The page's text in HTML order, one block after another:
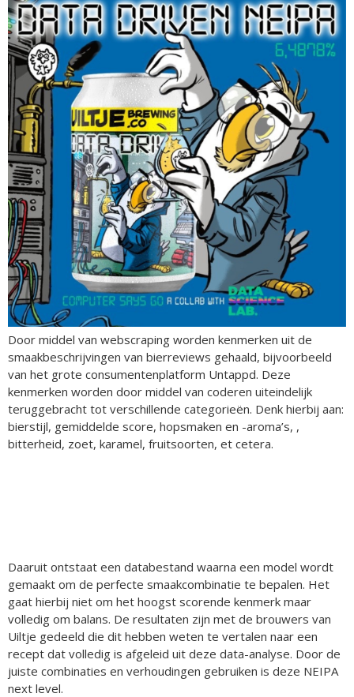
Door middel van webscraping worden kenmerken uit de
smaakbeschrijvingen van bierreviews gehaald, bijvoorbeeld
van het grote consumentenplatform Untappd. Deze
kenmerken worden door middel van coderen uiteindelijk
teruggebracht tot verschillende categorieën. Denk hierbij aan:
bierstijl, gemiddelde score, hopsmaken en -aroma’s, ,
bitterheid, zoet, karamel, fruitsoorten, et cetera.
Daaruit ontstaat een databestand waarna een model wordt
gemaakt om de perfecte smaakcombinatie te bepalen. Het
gaat hierbij niet om het hoogst scorende kenmerk maar
volledig om balans. De resultaten zijn met de brouwers van
Uiltje gedeeld die dit hebben weten te vertalen naar een
recept dat volledig is afgeleid uit deze data-analyse. Door de
juiste combinaties en verhoudingen gebruiken is deze NEIPA
next level.